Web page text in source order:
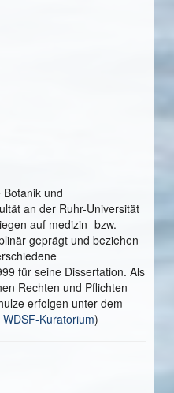
und
an der Ruhr-Universität
auf medizin- bzw.
geprägt und beziehen
für seine Dissertation. Als
Rechten und Pflichten
erfolgen unter dem
WDSF-Kuratorium)